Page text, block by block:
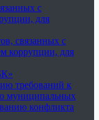
с
для
связанных с
коррупции, для
требований к
муниципальных
конфликта